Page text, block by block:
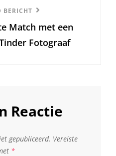
BERICHT
Match met een
Fotograaf
Reactie
gepubliceerd. Vereiste
*